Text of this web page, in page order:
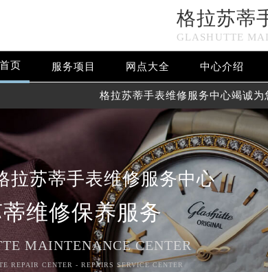
格拉苏蒂
GLASHUTTE
首页 服务项目 网点大全 中心介绍
格拉苏蒂手表维修服务中心竭诚为
拉苏蒂手表维修服务中心
维修保养服务
MAINTENANCE CENTER
REPAIR CENTER - REPAIRS SERVICE CENTER